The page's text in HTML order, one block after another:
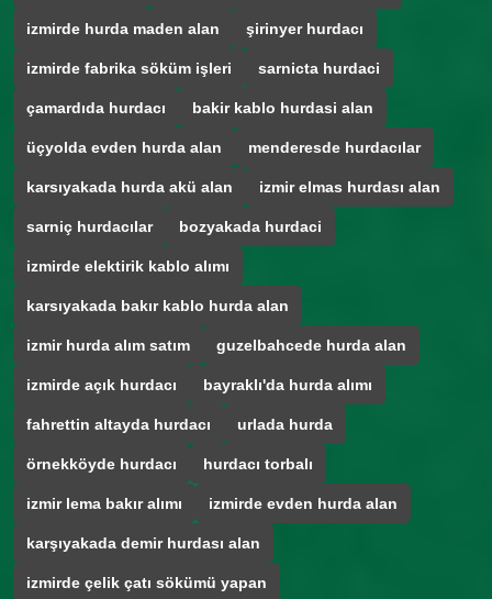
izmirde hurda maden alan şirinyer hurdacı
izmirde fabrika söküm işleri sarnicta hurdaci
çamardıda hurdacı bakir kablo hurdasi alan
üçyolda evden hurda alan menderesde hurdacılar
karsıyakada hurda akü alan izmir elmas hurdası alan
sarniç hurdacılar bozyakada hurdaci
izmirde elektirik kablo alımı
karsıyakada bakır kablo hurda alan
izmir hurda alım satım guzelbahcede hurda alan
izmirde açık hurdacı bayraklı'da hurda alımı
fahrettin altayda hurdacı urlada hurda
örnekköyde hurdacı hurdacı torbalı
izmir lema bakır alımı izmirde evden hurda alan
karşıyakada demir hurdası alan
izmirde çelik çatı sökümü yapan